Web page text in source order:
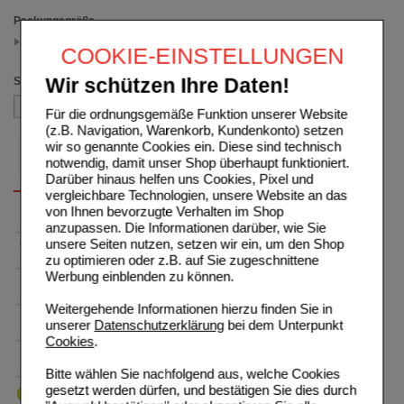
COOKIE-EINSTELLUNGEN
Wir schützen Ihre Daten!
Für die ordnungsgemäße Funktion unserer Website
(z.B. Navigation, Warenkorb, Kundenkonto) setzen
wir so genannte Cookies ein. Diese sind technisch
notwendig, damit unser Shop überhaupt funktioniert.
Darüber hinaus helfen uns Cookies, Pixel und
vergleichbare Technologien, unsere Website an das
von Ihnen bevorzugte Verhalten im Shop
anzupassen. Die Informationen darüber, wie Sie
unsere Seiten nutzen, setzen wir ein, um den Shop
zu optimieren oder z.B. auf Sie zugeschnittene
Werbung einblenden zu können.
Weitergehende Informationen hierzu finden Sie in
unserer Datenschutzerklärungbei dem Unterpunkt
Cookies.
Bitte wählen Sie nachfolgend aus, welche Cookies
gesetzt werden dürfen, und bestätigen Sie dies durch
Packungsgröße
(auswahl entfernen)
Sortieren nach